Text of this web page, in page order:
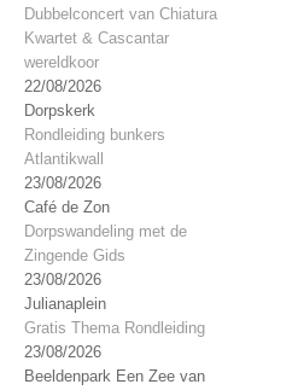
Dubbelconcert van Chiatura
Kwartet & Cascantar
wereldkoor
22/08/2026
Dorpskerk
Rondleiding bunkers
Atlantikwall
23/08/2026
Café de Zon
Dorpswandeling met de
Zingende Gids
23/08/2026
Julianaplein
Gratis Thema Rondleiding
23/08/2026
Beeldenpark Een Zee van